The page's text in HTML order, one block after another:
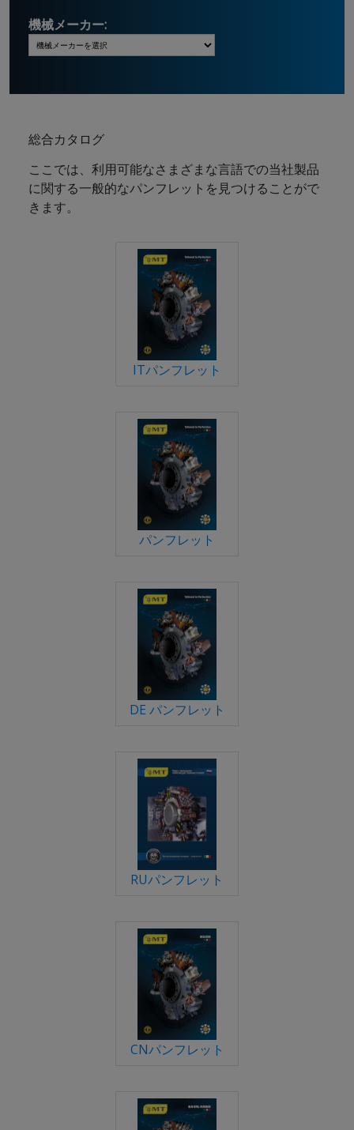
機械メーカー:
総合カタログ
ここでは、利用可能なさまざまな言語での当社製品
に関する一般的なパンフレットを見つけることがで
きます。
ITパンフレット
パンフレット
DE パンフレット
RUパンフレット
CNパンフレット